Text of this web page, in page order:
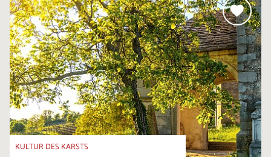
KULTUR DES KARSTS